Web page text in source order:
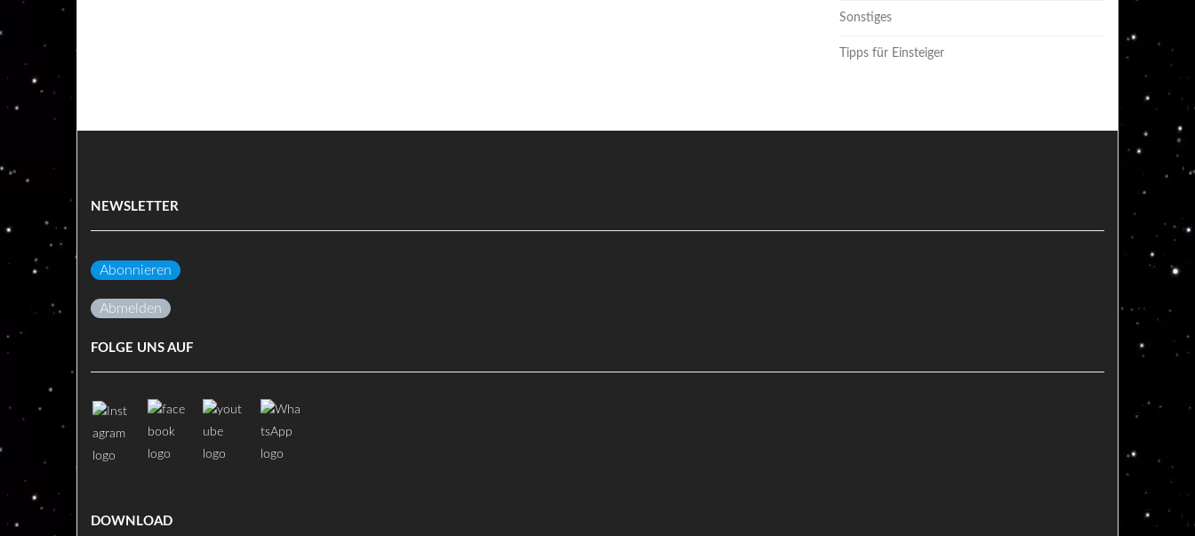
Sonstiges
Tipps für Einsteiger
NEWSLETTER
Abonnieren
Abmelden
FOLGE UNS AUF
DOWNLOAD